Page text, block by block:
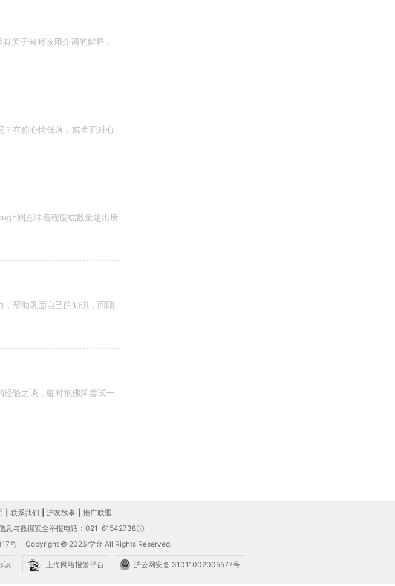
关于何时该用介词的解释，
？在你心情低落，或者面对心
则意味着程度或数量超出所
帮助巩固自己的知识，回顾
验之谈，临时抱佛脚尝试一
联系我们 沪友故事
推广联盟
息与数据安全举报电话：021-61542738
号 Copyright © 2026 学金 All Rights Reserved.
识 上海网络报警平台 沪公网安备 31011002005577号